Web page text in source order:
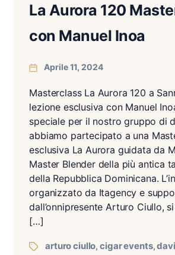
La Aurora 120
con Manuel Inoa
Aprile 11, 2024
Masterclass La Aurora 120 a
lezione esclusiva con Manuel
speciale per il nostro gruppo di
abbiamo partecipato a una
esclusiva La Aurora guidata da
Master Blender della più antica
della Repubblica Dominicana.
organizzato da Itagency e
dall’onnipresente Arturo Ciullo,
[…]
arturo ciullo,cigar events,